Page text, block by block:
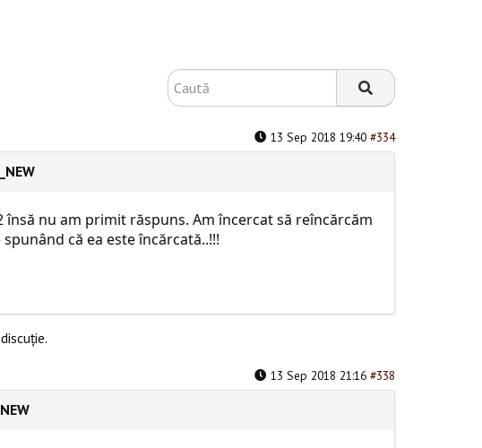
13 Sep 2018 19:40 #334
însă nu am primit răspuns. Am încercat să reîncărcăm
că ea este încărcată..!!!
13 Sep 2018 21:16 #338